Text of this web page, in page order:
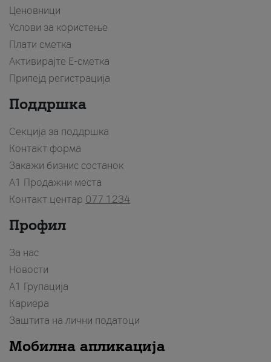
Ценовници
Услови за користење
Плати сметка
Активирајте Е-сметка
Припејд регистрација
Поддршка
Секција за поддршка
Контакт форма
Закажи бизнис состанок
A1 Продажни места
Контакт центар 077 1234
Профил
За нас
Новости
А1 Групација
Кариера
Заштита на лични податоци
Мобилна апликација